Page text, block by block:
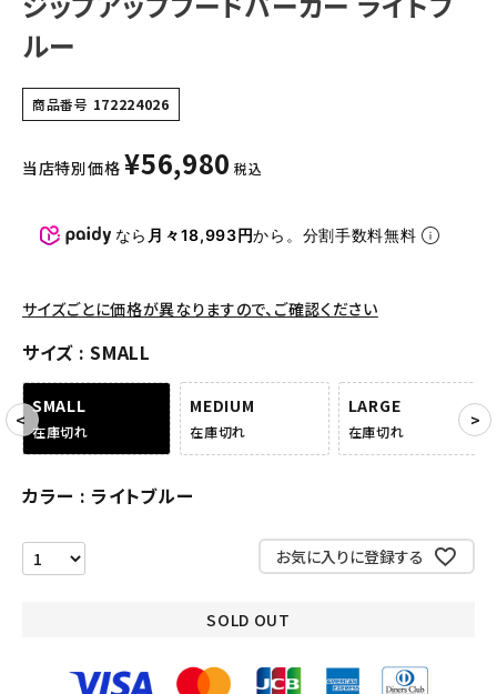
その他バッグ類
スニーカー・ブーツ
アクセサリー
COLLABORATION BRAND
CONTENTS
ACCOUNT MENU
ようこそ ゲスト 様
meeting_room
ルー
商品番号 172224026
当店特別価格 ¥56,980 税込
なら 月々18,993円から。分割手数料無料
サイズごとに価格が異なりますので、ご確認ください
サイズ SMALL
SMALL
在庫切れ
MEDIUM
在庫切れ
LARGE
在庫切れ
カラー ライトブルー
お気に入りに登録する
SOLD OUT